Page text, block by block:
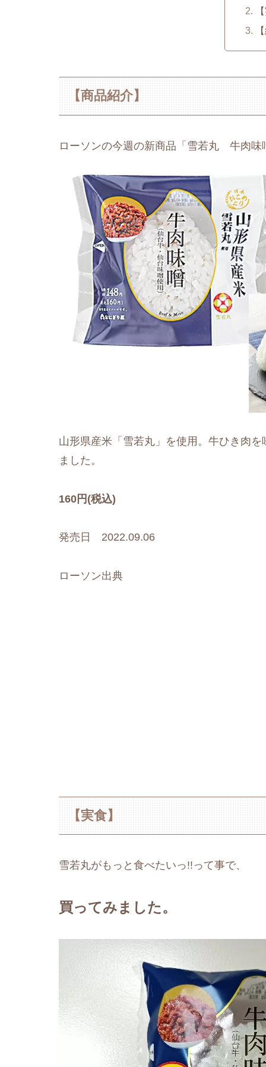
【商品紹介】
ローソンの今週の新商品「雪若丸 牛肉味
山形県産米「雪若丸」を使用。牛ひき肉
ました。
160円(税込)
発売日 2022.09.06
ローソン出典
【実食】
雪若丸がもっと食べたいっ!!って事で、
買ってみました。